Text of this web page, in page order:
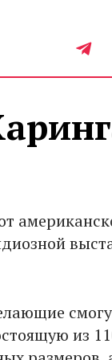
из